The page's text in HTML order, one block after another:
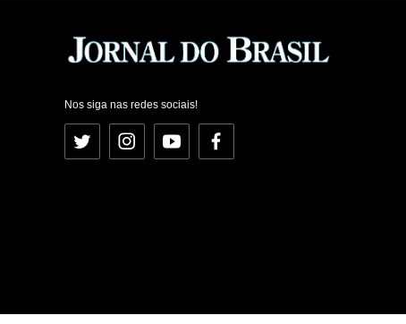
Nos siga nas redes sociais!
Twitter InstagramYouTubeFacebook